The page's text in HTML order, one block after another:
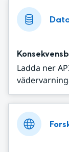
Ladda ner